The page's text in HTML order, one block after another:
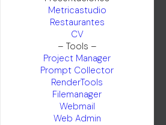
Metricastudio
Restaurantes
CV
– Tools –
Project Manager
Prompt Collector
RenderTools
Filemanager
Webmail
Web Admin